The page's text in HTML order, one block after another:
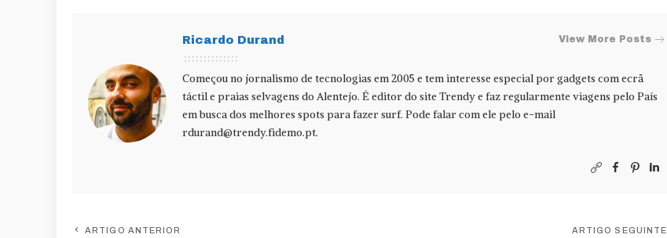
Ricardo Durand View More Posts
Começou no jornalismo de tecnologias em 2005 e tem interesse especial por gadgets com ecrã
táctil e praias selvagens do Alentejo. É editor do site Trendy e faz regularmente viagens pelo País
em busca dos melhores spots para fazer surf. Pode falar com ele pelo e-mail
rdurand@trendy.fidemo.pt.
ARTIGO ANTERIOR ARTIGO SEGUINTE